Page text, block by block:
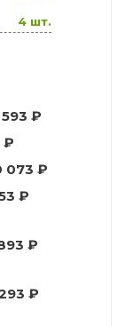
4 шт.
593 ₽
₽
073 ₽
₽
₽
₽